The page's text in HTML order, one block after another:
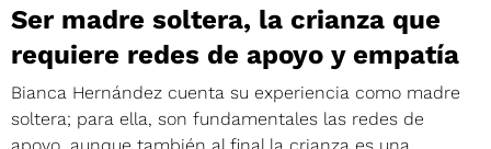
Ser madre soltera, la crianza que
requiere redes de apoyo y empatía
Bianca Hernández cuenta su experiencia como madre
soltera; para ella, son fundamentales las redes de